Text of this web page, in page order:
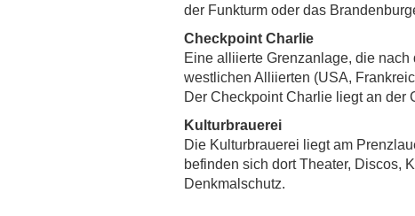
der Funkturm oder das
Checkpoint Charlie
Eine alliierte Grenzanlage, die
westlichen Alliierten (USA,
Der Checkpoint Charlie liegt an der
Kulturbrauerei
Die Kulturbrauerei liegt am
befinden sich dort Theater, Discos,
Denkmalschutz.